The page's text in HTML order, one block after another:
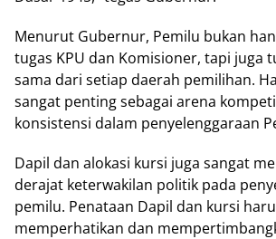
Menurut Gubernur, Pemilu bukan
tugas KPU dan Komisioner, tapi juga
sama dari setiap daerah pemilihan.
sangat penting sebagai arena
konsistensi dalam penyelenggaraan
Dapil dan alokasi kursi juga sangat
derajat keterwakilan politik pada
pemilu. Penataan Dapil dan kursi
memperhatikan dan